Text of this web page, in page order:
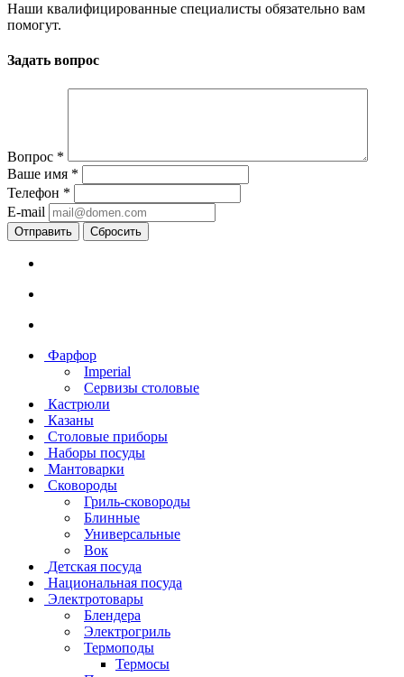
Наши квалифицированные специалисты обязательно вам
помогут.
Задать вопрос
Вопрос *
Ваше имя *
Телефон *
E-mail
Сбросить
Фарфор
Imperial
Сервизы столовые
Кастрюли
Казаны
Столовые приборы
Наборы посуды
Мантоварки
Сковороды
Гриль-сковороды
Блинные
Универсальные
Вок
Детская посуда
Национальная посуда
Электротовары
Блендера
Электрогриль
Термоподы
Термосы